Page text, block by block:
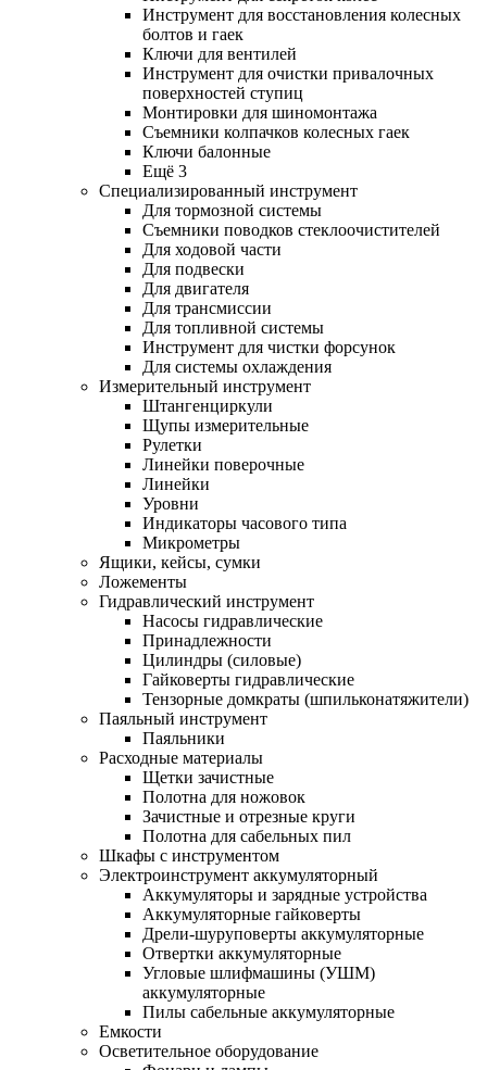
Инструмент для восстановления колесных
болтов и гаек
Ключи для вентилей
Инструмент для очистки привалочных
поверхностей ступиц
Монтировки для шиномонтажа
Съемники колпачков колесных гаек
Ключи балонные
Ещё 3
Специализированный инструмент
Для тормозной системы
Съемники поводков стеклоочистителей
Для ходовой части
Для подвески
Для двигателя
Для трансмиссии
Для топливной системы
Инструмент для чистки форсунок
Для системы охлаждения
Измерительный инструмент
Штангенциркули
Щупы измерительные
Рулетки
Линейки поверочные
Линейки
Уровни
Индикаторы часового типа
Микрометры
Ящики, кейсы, сумки
Ложементы
Гидравлический инструмент
Насосы гидравлические
Принадлежности
Цилиндры (силовые)
Гайковерты гидравлические
Тензорные домкраты (шпильконатяжители)
Паяльный инструмент
Паяльники
Расходные материалы
Щетки зачистные
Полотна для ножовок
Зачистные и отрезные круги
Полотна для сабельных пил
Шкафы с инструментом
Электроинструмент аккумуляторный
Аккумуляторы и зарядные устройства
Аккумуляторные гайковерты
Дрели-шуруповерты аккумуляторные
Отвертки аккумуляторные
Угловые шлифмашины (УШМ)
аккумуляторные
Пилы сабельные аккумуляторные
Емкости
Осветительное оборудование